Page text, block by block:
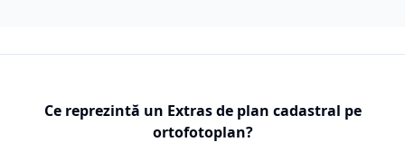
Ce reprezintă un Extras de plan cadastral pe
ortofotoplan?